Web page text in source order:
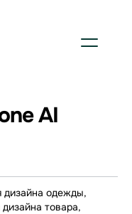
AI
дизайна одежды,
товара,